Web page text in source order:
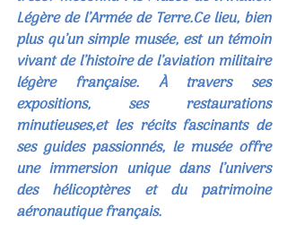
Légère de l’Armée de Terre.Ce lieu, bien
plus qu’un simple musée, est un témoin
vivant de l’histoire de l’aviation militaire
légère française. À travers ses
expositions, ses restaurations
minutieuses,et les récits fascinants de
ses guides passionnés, le musée offre
une immersion unique dans l’univers
des hélicoptères et du patrimoine
aéronautique français.